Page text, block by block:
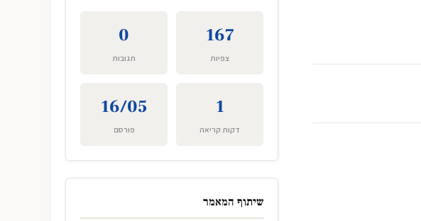
167
צפיות
0
תגובות
1
דקות קריאה
16/05
פורסם
שיתוף המאמר